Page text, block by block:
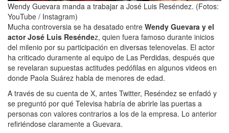
Wendy Guevara manda a trabajar a José Luis Reséndez. (Fotos:
YouTube / Instagram)
Mucha controversia se ha desatado entre Wendy Guevara y el
actor José Luis Reséndez, quien fuera famoso durante inicios
del milenio por su participación en diversas telenovelas. El actor
ha criticado duramente al equipo de Las Perdidas, después que
se revelaran supuestas actitudes pedófilas en algunos videos en
donde Paola Suárez habla de menores de edad.
A través de su cuenta de X, antes Twitter, Reséndez se enfadó y
se preguntó por qué Televisa habría de abrirle las puertas a
personas con valores contrarios a los de la empresa. Lo anterior
refiriéndose claramente a Guevara.